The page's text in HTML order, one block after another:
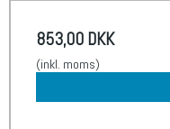
853,00 DKK
(inkl. moms)